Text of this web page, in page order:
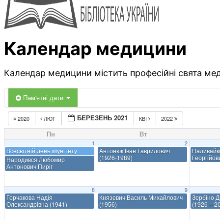
Календар медицини
Календар медицини містить професійні свята
Пам'ятні дати
2020 ЛЮТ БЕРЕЗЕНЬ 2021 КВІ 2022
Пн Вт
1
Всесвітній день імунітету
Народився Любомир
Антонович Пиріг
2
Антонюк Іван Гаврилович
(1926-1989)
8
Горчакова Надія
Олександрівна (1941)
9
Князевич Василь Михайлович
(1956)
Зербіно
(1926 –